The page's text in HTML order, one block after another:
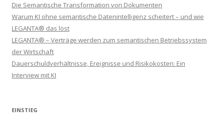
Die Semantische Transformation von Dokumenten
Warum KI ohne semantische Datenintelligenz scheitert – und wie
LEGANTA® das löst
LEGANTA® – Verträge werden zum semantischen Betriebssystem
der Wirtschaft
Dauerschuldverhältnisse, Ereignisse und Risikokosten: Ein
Interview mit KI
EINSTIEG